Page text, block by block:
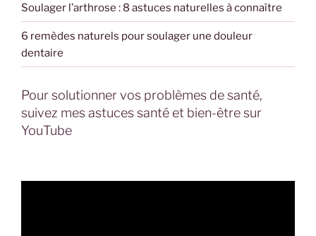
Soulager l’arthrose : 8 astuces naturelles à connaître
6 remèdes naturels pour soulager une douleur
dentaire
Pour solutionner vos problèmes de santé,
suivez mes astuces santé et bien-être sur
YouTube